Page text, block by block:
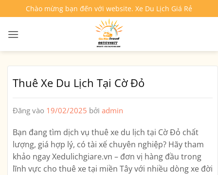
qua
nội
Chào mừng bạn đến với website. Xe Du Lịch Giá Rẻ
Thuê Xe Du Lịch Tại Cờ Đỏ
Đăng vào 19/02/2025 bởi admin
Bạn đang tìm dịch vụ thuê xe du lịch tại Cờ Đỏ chất
lượng, giá hợp lý, có tài xế chuyên nghiệp? Hãy tham
khảo ngayXedulichgiare.vn – đơn vị hàng đầu trong
lĩnh vực cho thuê xe tại miền Tây với nhiều dòng xe đời